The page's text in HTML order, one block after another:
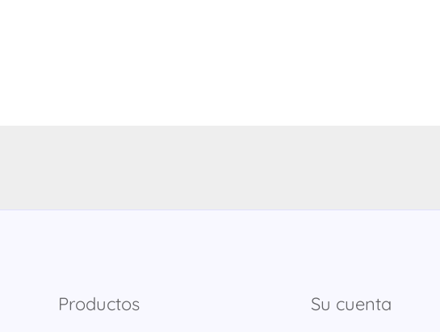
Productos Su cuenta